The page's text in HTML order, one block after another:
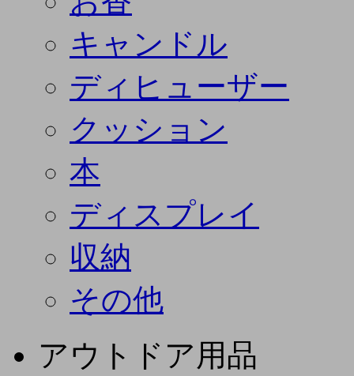
キャンドル
ディヒューザー
クッション
本
ディスプレイ
収納
その他
アウトドア用品